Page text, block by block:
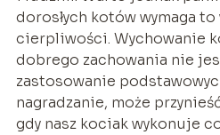
dorosłych kotów wymaga
cierpliwości. Wychowanie
dobrego zachowania nie
zastosowanie
nagradzanie, może
gdy nasz kociak wykonuje